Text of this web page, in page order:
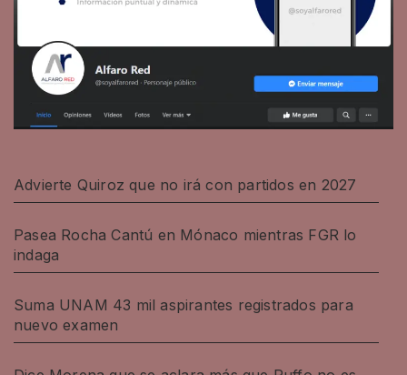
Advierte Quiroz que no irá con partidos en 2027
Pasea Rocha Cantú en Mónaco mientras FGR lo
indaga
Suma UNAM 43 mil aspirantes registrados para
nuevo examen